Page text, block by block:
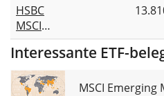
USD
Unhedged
UCITS ETF
Acc
HSBC
MSCI
World
UCITS ETF
USD
Interessante ETF-